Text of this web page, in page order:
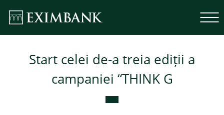
Start celei de-a treia ediții a
campaniei “THINK G